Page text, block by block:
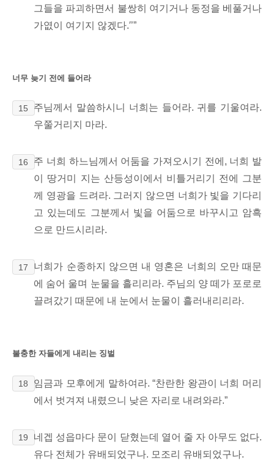
그들을 파괴하면서 불쌍히 여기거나 동정을 베풀거나
가엾이 여기지 않겠다.′’”
너무 늦기 전에 들어라
15
주님께서 말씀하시니 너희는 들어라. 귀를 기울여라.
우쭐거리지 마라.
16
주 너희 하느님께서 어둠을 가져오시기 전에, 너희 발
이 땅거미 지는 산등성이에서 비틀거리기 전에 그분
께 영광을 드려라. 그러지 않으면 너희가 빛을 기다리
고 있는데도 그분께서 빛을 어둠으로 바꾸시고 암흑
으로 만드시리라.
17
너희가 순종하지 않으면 내 영혼은 너희의 오만 때문
에 숨어 울며 눈물을 흘리리라. 주님의 양 떼가 포로로
끌려갔기 때문에 내 눈에서 눈물이 흘러내리리라.
불충한 자들에게 내리는 징벌
18 임금과 모후에게
말하여라. “찬란한 왕관이 너희 머리
에서 벗겨져 내렸으니 낮은 자리로 내려와라.”
19
네겝 성읍마다 문이 닫혔는데 열어 줄 자 아무도 없다.
유다 전체가 유배되었구나. 모조리 유배되었구나.